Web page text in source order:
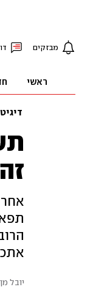
מבזקים
ראשי
יובל מן